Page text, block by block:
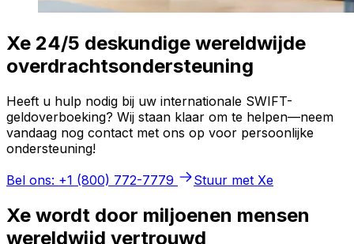
Xe 24/5 deskundige wereldwijde
overdrachtsondersteuning
Heeft u hulp nodig bij uw internationale SWIFT-
geldoverboeking? Wij staan klaar om te helpen—neem
vandaag nog contact met ons op voor persoonlijke
ondersteuning!
Bel ons: +1 (800) 772-7779
Stuur met Xe
Xe wordt door miljoenen mensen
wereldwijd vertrouwd